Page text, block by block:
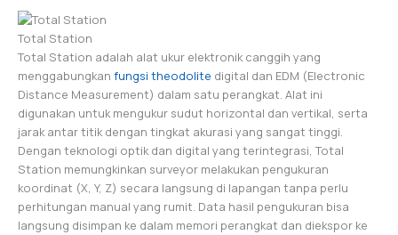
Total Station
Total Station adalah alat ukur elektronik canggih yang
menggabungkan fungsi theodolite digital dan EDM (Electronic
Distance Measurement) dalam satu perangkat. Alat ini
digunakan untuk mengukur sudut horizontal dan vertikal, serta
jarak antar titik dengan tingkat akurasi yang sangat tinggi.
Dengan teknologi optik dan digital yang terintegrasi, Total
Station memungkinkan surveyor melakukan pengukuran
koordinat (X, Y, Z) secara langsung di lapangan tanpa perlu
perhitungan manual yang rumit. Data hasil pengukuran bisa
langsung disimpan ke dalam memori perangkat dan diekspor ke